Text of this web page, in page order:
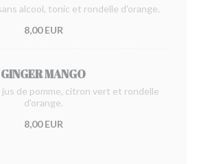
alcool, tonic et rondelle d'orange.
8,00 EUR
GINGER MANGO
jus de pomme, citron vert et rondelle
d'orange.
8,00 EUR